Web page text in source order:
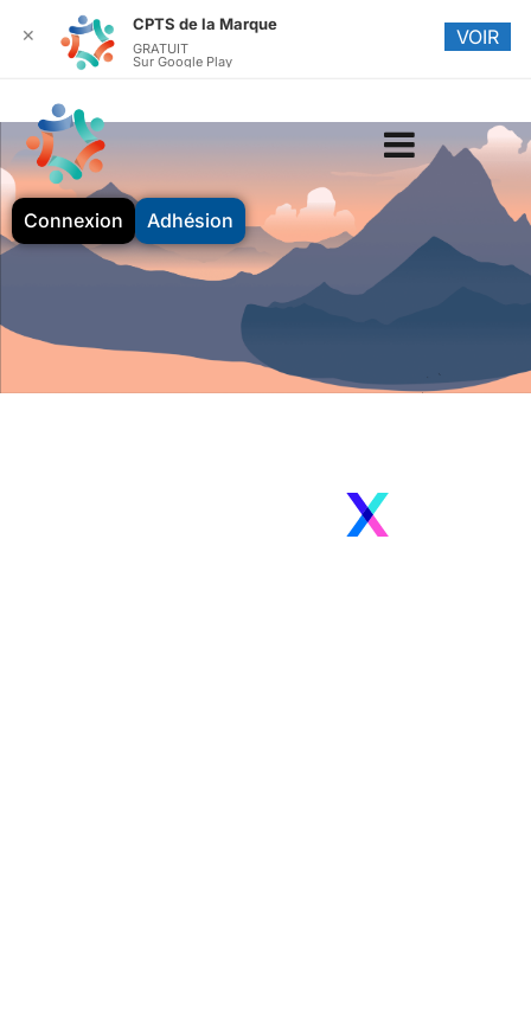
Connexion Adhésion
✕
CPTS de la Marque
GRATUIT
Sur Google Play
VOIR